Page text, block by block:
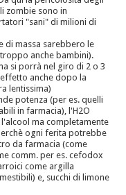
zombie sono in
"sani" di milioni di
di massa sarebbero le
anche bambini).
si porrà nel giro di 2 o 3
anche dopo la
lentissima)
potenza (per es. quelli
in farmacia), l'H2O
ma completamente
ogni ferita potrebbe
da farmacia (come
comm. per es. cefodox
come argilla
e, succhi di limone